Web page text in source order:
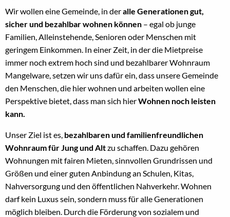
Wir wollen eine Gemeinde, in deralle Generationen gut,
sicher und bezahlbar wohnen können – egal ob junge
Familien, Alleinstehende, Senioren oder Menschen mit
geringem Einkommen. In einer Zeit, in der die Mietpreise
immer noch extrem hoch sind und bezahlbarer Wohnraum
Mangelware, setzen wir uns dafür ein, dass unsere Gemeinde
den Menschen, die hier wohnen und arbeiten wollen eine
Perspektive bietet, dass man sich hierWohnen noch leisten
kann.
Unser Ziel ist es, bezahlbaren und familienfreundlichen
Wohnraum für Jung und Altzu schaffen. Dazu gehören
Wohnungen mit fairen Mieten, sinnvollen Grundrissen und
Größen und einer guten Anbindung an Schulen, Kitas,
Nahversorgung und den öffentlichen Nahverkehr. Wohnen
darf kein Luxus sein, sondern muss für alle Generationen
möglich bleiben. Durch die Förderung von sozialem und